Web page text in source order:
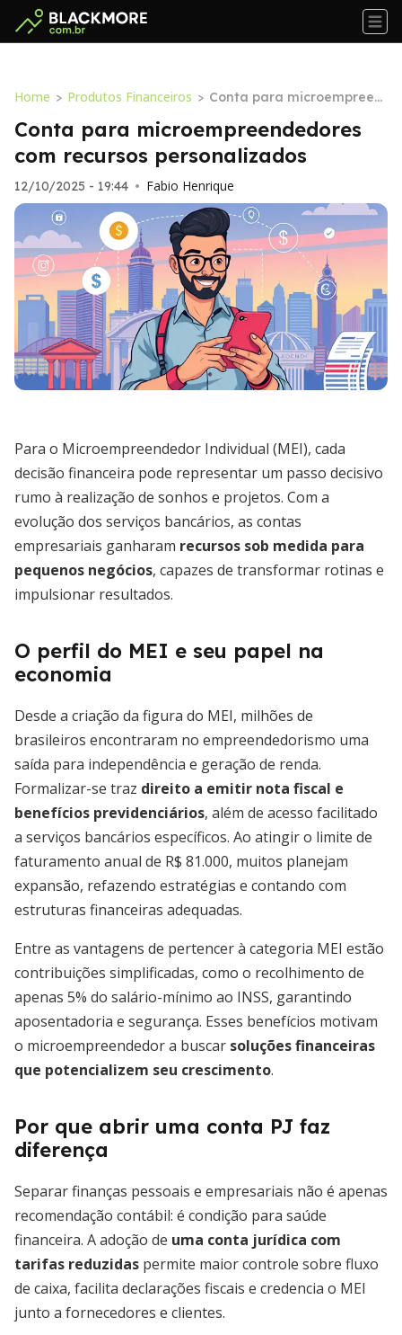
Home > Produtos Financeiros > Conta para microempreen
dedores com recursos pers
onalizados
Conta para microempreendedores
com recursos personalizados
12/10/2025 - 19:44 • Fabio Henrique
Para o Microempreendedor Individual (MEI), cada
decisão financeira pode representar um passo decisivo
rumo à realização de sonhos e projetos. Com a
evolução dos serviços bancários, as contas
empresariais ganharam recursos sob medida para
pequenos negócios, capazes de transformar rotinas e
impulsionar resultados.
O perfil do MEI e seu papel na
economia
Desde a criação da figura do MEI, milhões de
brasileiros encontraram no empreendedorismo uma
saída para independência e geração de renda.
Formalizar-se traz direito a emitir nota fiscal e
benefícios previdenciários, além de acesso facilitado
a serviços bancários específicos. Ao atingir o limite de
faturamento anual de R$ 81.000, muitos planejam
expansão, refazendo estratégias e contando com
estruturas financeiras adequadas.
Entre as vantagens de pertencer à categoria MEI estão
contribuições simplificadas, como o recolhimento de
apenas 5% do salário-mínimo ao INSS, garantindo
aposentadoria e segurança. Esses benefícios motivam
o microempreendedor a buscar soluções financeiras
que potencializem seu crescimento.
Por que abrir uma conta PJ faz
diferença
Separar finanças pessoais e empresariais não é apenas
recomendação contábil: é condição para saúde
financeira. A adoção de uma conta jurídica com
tarifas reduzidas permite maior controle sobre fluxo
de caixa, facilita declarações fiscais e credencia o MEI
junto a fornecedores e clientes.